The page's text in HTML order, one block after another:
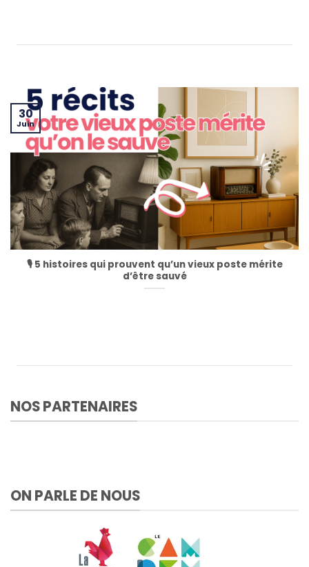
🎙️ 5 histoires qui prouvent qu’un vieux poste mérite
d’être sauvé
30
Juin
NOS PARTENAIRES
ON PARLE DE NOUS